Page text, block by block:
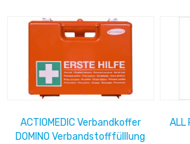
ACTIOMEDIC Verbandkoffer
DOMINO Verbandstofffülllung
ALL